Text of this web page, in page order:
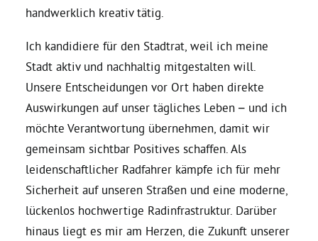
Ratsfraktion
Ratsmitglieder 2025 – 2030
Ratsanträge
Fraktionsgeschäftsstelle
Bezirksvertretungen
handwerklich kreativ tätig.
Ich kandidiere für den Stadtrat, weil ich meine
Stadt aktiv und nachhaltig mitgestalten will.
Unsere Entscheidungen vor Ort haben direkte
Auswirkungen auf unser tägliches Leben – und ich
möchte Verantwortung übernehmen, damit wir
gemeinsam sichtbar Positives schaffen. Als
leidenschaftlicher Radfahrer kämpfe ich für mehr
Sicherheit auf unseren Straßen und eine moderne,
lückenlos hochwertige Radinfrastruktur. Darüber
hinaus liegt es mir am Herzen, die Zukunft unserer